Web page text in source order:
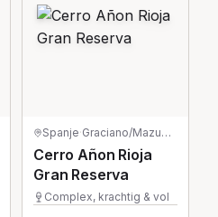
Spanje· Graciano/Mazuelo/Tempranillo
Cerro Añon Rioja
Gran Reserva
Complex, krachtig & vol